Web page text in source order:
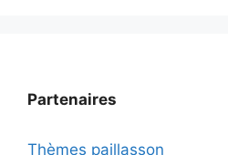
Partenaires
Thèmes paillasson